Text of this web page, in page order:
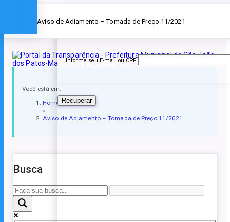
» Aviso de Adiamento – Tomada de Preço 11/2021
Você está em:
Home
»
Aviso de Adiamento – Tomada de Preço 11/2021
Busca
Informe seu E-mail ou CPF
Recuperar